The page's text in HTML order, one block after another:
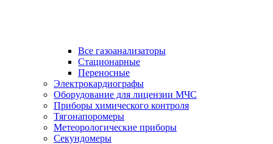
Все газоанализаторы
Cтационарные
Переносные
Электрокардиографы
Оборудование для лицензии МЧС
Приборы химического контроля
Тягонапоромеры
Метеорологические приборы
Секундомеры